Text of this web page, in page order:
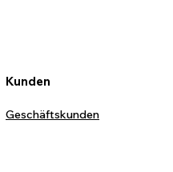
Kunden
Geschäftskunden